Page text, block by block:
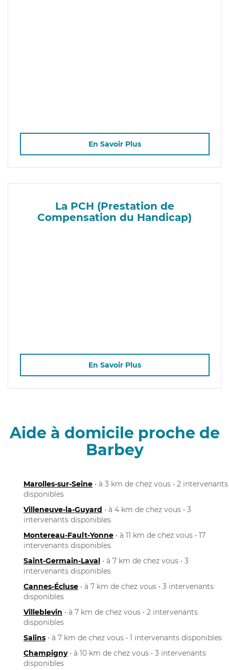
En Savoir Plus
La PCH (Prestation de
Compensation du Handicap)
En Savoir Plus
Aide à domicile proche de
Barbey
Marolles-sur-Seine • à 3 km de chez vous • 2 intervenants
disponibles
Villeneuve-la-Guyard • à 4 km de chez vous • 3
intervenants disponibles
Montereau-Fault-Yonne • à 11 km de chez vous • 17
intervenants disponibles
Saint-Germain-Laval • à 7 km de chez vous • 3
intervenants disponibles
Cannes-Écluse • à 7 km de chez vous • 3 intervenants
disponibles
Villeblevin • à 7 km de chez vous • 2 intervenants
disponibles
Salins • à 7 km de chez vous • 1 intervenants disponibles
Champigny• à 10 km de chez vous • 3 intervenants
disponibles